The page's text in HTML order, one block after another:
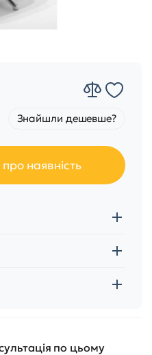
Знайшли дешевше?
наявність
по цьому